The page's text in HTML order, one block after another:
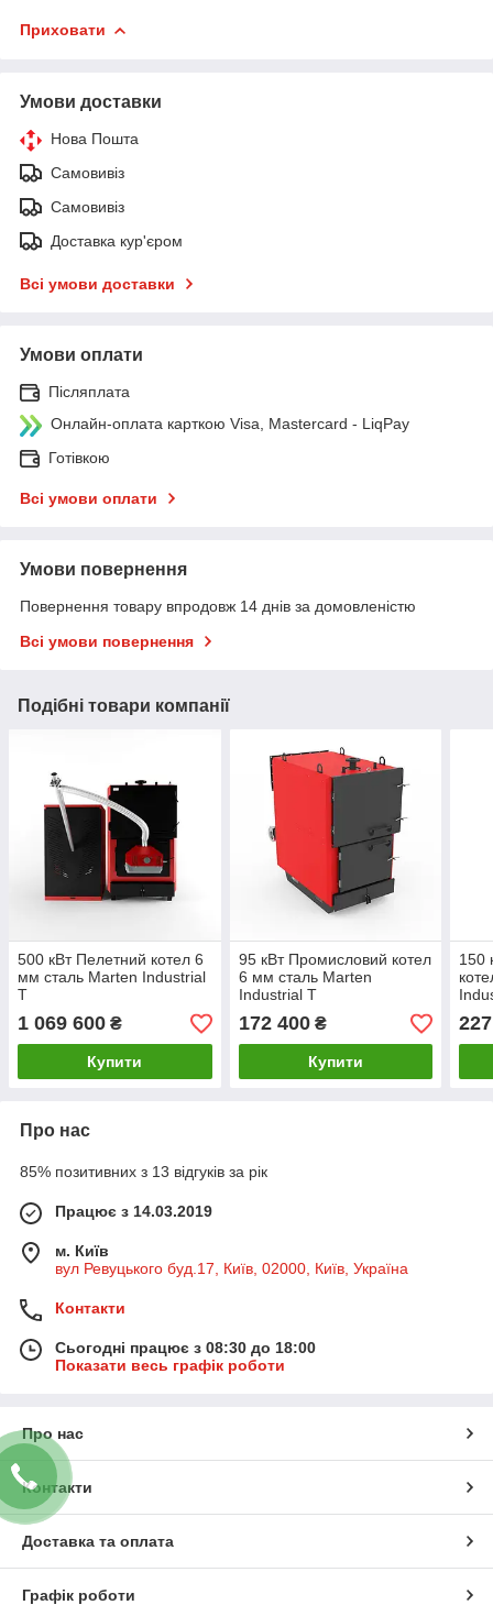
Приховати
Умови доставки
Нова Пошта
Самовивіз
Самовивіз
Доставка кур'єром
Всі умови доставки
Умови оплати
Післяплата
Онлайн-оплата карткою Visa, Mastercard - LiqPay
Готівкою
Всі умови оплати
Умови повернення
Повернення товару впродовж 14 днів за домовленістю
Всі умови повернення
Подібні товари компанії
500 кВт Пелетний котел 6
мм сталь Marten Industrial
T
1 069 600 ₴
Купити
95 кВт Промисловий котел
6 мм сталь Marten
Industrial T
172 400₴
Купити
150
Про нас
85% позитивних з 13 відгуків за рік
Працює з 14.03.2019
м. Київ
вул Ревуцького буд.17, Київ, 02000, Київ, Україна
Контакти
Сьогодні працює з 08:30 до 18:00
Показати весь графік роботи
Про нас
Контакти
Доставка та оплата
Графік роботи